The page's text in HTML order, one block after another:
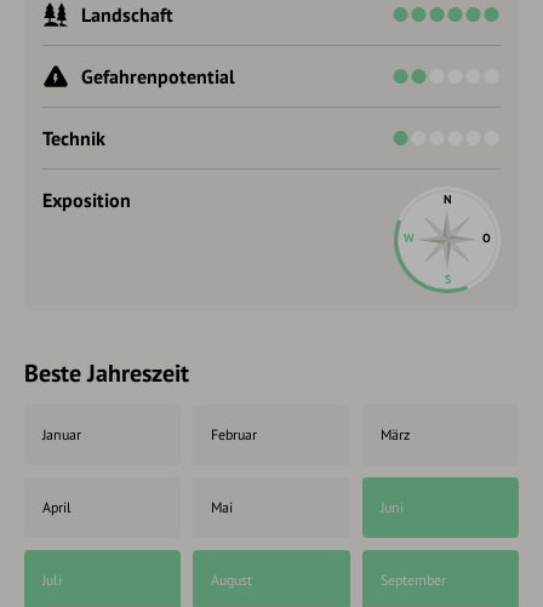
Landschaft
Gefahrenpotential
Technik
Exposition N
O
S
W
Beste Jahreszeit
Januar Februar März
April Mai Juni
Juli August September